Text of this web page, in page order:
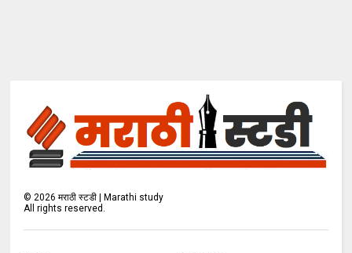
©2026 मराठी स्टडी | Marathi study
All rights reserved.